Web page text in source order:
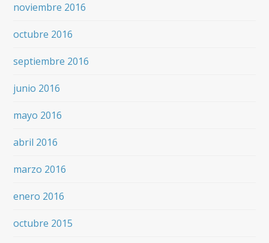
noviembre 2016
octubre 2016
septiembre 2016
junio 2016
mayo 2016
abril 2016
marzo 2016
enero 2016
octubre 2015